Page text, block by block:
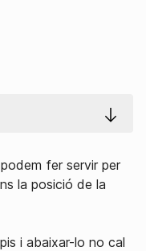
fer servir per
la posició de la
i abaixar-lo no cal